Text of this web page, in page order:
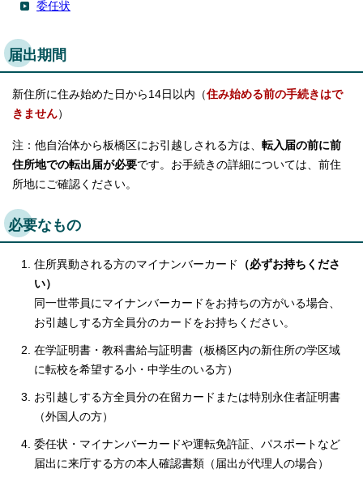
委任状
届出期間
新住所に住み始めた日から14日以内（住み始める前の手続きはで
きません）
注：他自治体から板橋区にお引越しされる方は、 転入届の前に前
住所地での転出届が必要です。お手続きの詳細については、前住
所地にご確認ください。
必要なもの
住所異動される方のマイナンバーカード
（必ずお持ちくださ
い）
同一世帯員にマイナンバーカードをお持ちの方がいる場合、
お引越しする方全員分のカードをお持ちください。
在学証明書・教科書給与証明書（板橋区内の新住所の学区域
に転校を希望する小・中学生のいる方）
お引越しする方全員分の在留カードまたは特別永住者証明書
（外国人の方）
委任状・マイナンバーカードや運転免許証、パスポートなど
届出に来庁する方の本人確認書類（届出が代理人の場合）